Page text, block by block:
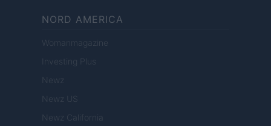
NORD AMERICA
Womanmagazine
Investing Plus
Newz
Newz US
Newz California